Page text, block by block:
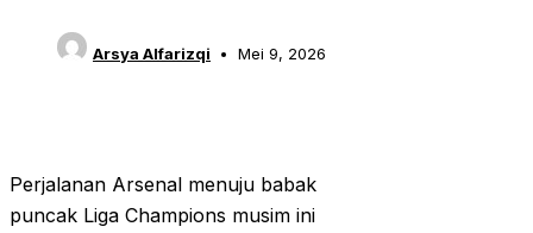
Arsya Alfarizqi Mei 9, 2026
Perjalanan Arsenal menuju babak
puncak Liga Champions musim ini